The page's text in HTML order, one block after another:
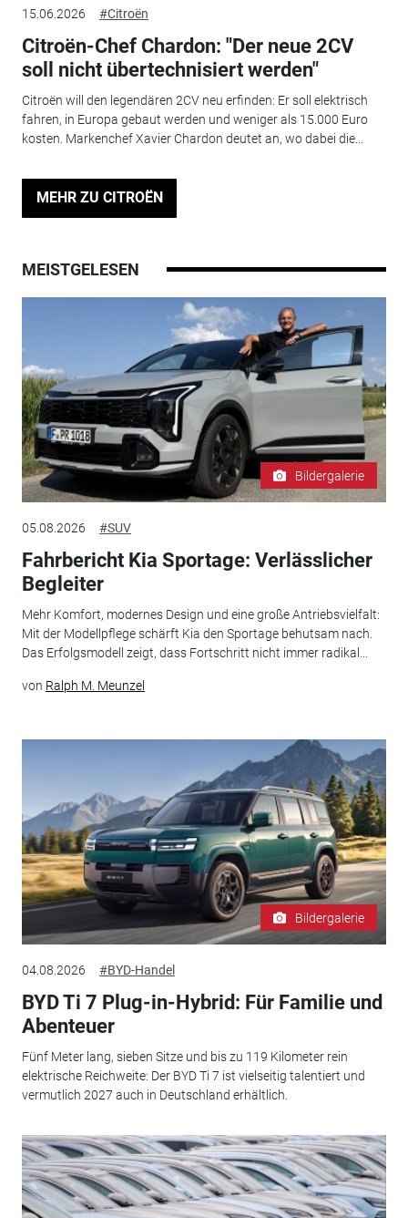
15.06.2026 #Citroën
Citroën-Chef Chardon: "Der neue 2CV
soll nicht übertechnisiert werden"
Citroën will den legendären 2CV neu erfinden: Er soll elektrisch
fahren, in Europa gebaut werden und weniger als 15.000 Euro
kosten. Markenchef Xavier Chardon deutet an, wo dabei die...
MEHR ZU CITROËN
MEISTGELESEN
Bildergalerie
05.08.2026 #SUV
Fahrbericht Kia Sportage: Verlässlicher
Begleiter
Mehr Komfort, modernes Design und eine große Antriebsvielfalt:
Mit der Modellpflege schärft Kia den Sportage behutsam nach.
Das Erfolgsmodell zeigt, dass Fortschritt nicht immer radikal...
von Ralph M. Meunzel
Bildergalerie
04.08.2026 #BYD-Handel
BYD Ti 7 Plug-in-Hybrid: Für Familie und
Abenteuer
Fünf Meter lang, sieben Sitze und bis zu 119 Kilometer rein
elektrische Reichweite: Der BYD Ti 7 ist vielseitig talentiert und
vermutlich 2027 auch in Deutschland erhältlich.